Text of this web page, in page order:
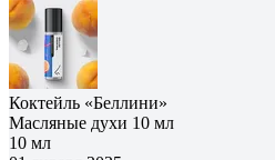
Коктейль «Беллини»
Масляные духи 10 мл
10 мл